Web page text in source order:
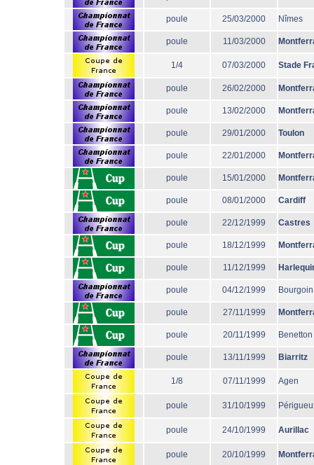
poule 25/03/2000 Nîmes
poule 11/03/2000
1/4 07/03/2000 Stade
poule 26/02/2000
poule 13/02/2000
poule 29/01/2000 Toulon
poule 22/01/2000
poule 15/01/2000
poule 08/01/2000 Cardiff
poule 22/12/1999 Castres
poule 18/12/1999
poule 11/12/1999
poule 04/12/1999 Bourgoin
poule 27/11/1999
poule 20/11/1999
poule 13/11/1999 Biarritz
1/8 07/11/1999 Agen
poule 31/10/1999
poule 24/10/1999 Aurillac
poule 20/10/1999